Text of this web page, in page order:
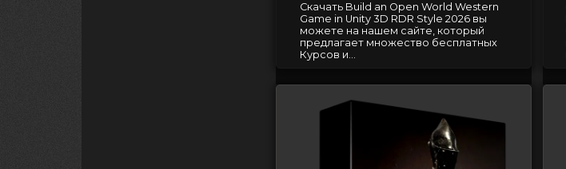
Скачать Build an Open World Western
Game in Unity 3D RDR Style 2026 вы
можете на нашем сайте, который
предлагает множество бесплатных
Курсов и...